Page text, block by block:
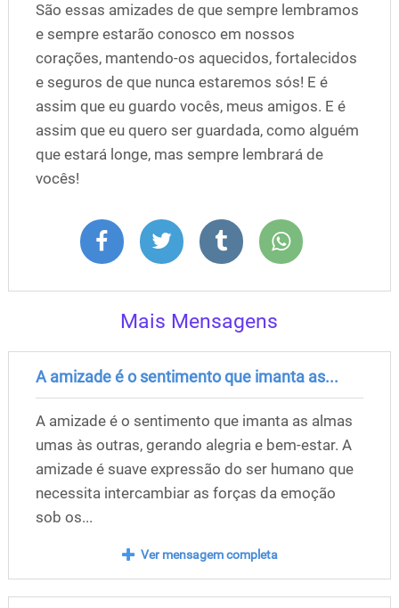
São essas amizades de que sempre lembramos
e sempre estarão conosco em nossos
corações, mantendo-os aquecidos, fortalecidos
e seguros de que nunca estaremos sós! E é
assim que eu guardo vocês, meus amigos. E é
assim que eu quero ser guardada, como alguém
que estará longe, mas sempre lembrará de
vocês!
Mais Mensagens
A amizade é o sentimento que imanta as...
A amizade é o sentimento que imanta as almas
umas às outras, gerando alegria e bem-estar. A
amizade é suave expressão do ser humano que
necessita intercambiar as forças da emoção
sob os...
Ver mensagem completa